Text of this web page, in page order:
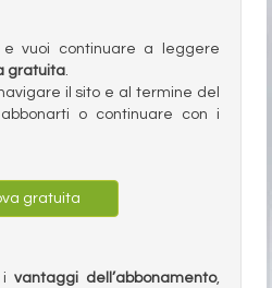
vuoi continuare a leggere
gratuita.
il sito e al termine del
o continuare con i
gratuita
ivantaggi dell’abbonamento,